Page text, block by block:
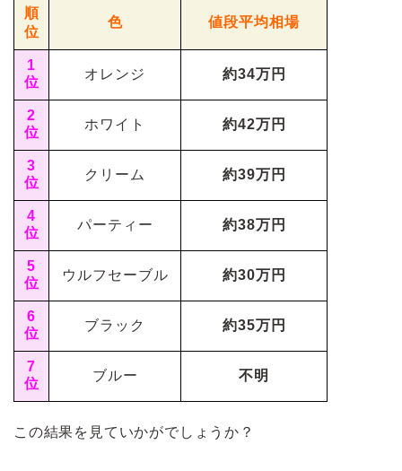
順
位
色 値段平均相場
1
位
オレンジ 約34万円
2
位
ホワイト 約42万円
3
位
クリーム 約39万円
4
位
パーティー 約38万円
5
位
ウルフセーブル 約30万円
6
位
ブラック 約35万円
7
位
ブルー 不明
この結果を見ていかがでしょうか？